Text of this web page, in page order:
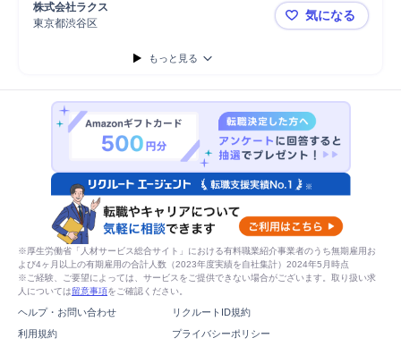
株式会社ラクス
東京都渋谷区
★プライム
気になる
もっと見る
※厚生労働省「人材サービス総合サイト」における有料職業紹介事業者のうち無期雇用お
よび4ヶ月以上の有期雇用の合計人数（2023年度実績を自社集計）2024年5月時点
※ご経験、ご要望によっては、サービスをご提供できない場合がございます。取り扱い求
人については留意事項をご確認ください。
ヘルプ・お問い合わせ
リクルートID規約
利用規約
プライバシーポリシー